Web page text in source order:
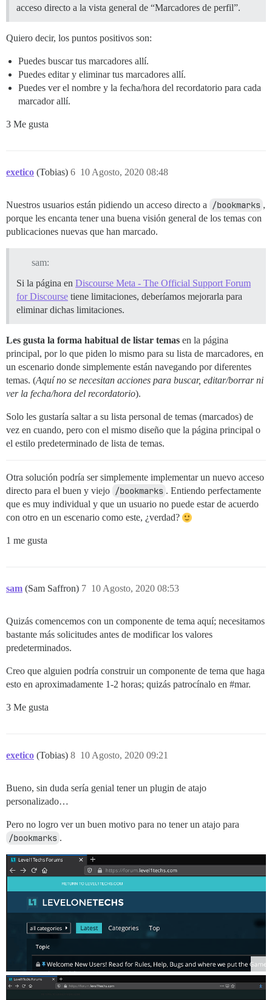
acceso directo a la vista general de “Marcadores de perfil”.
Quiero decir, los puntos positivos son:
Puedes buscar tus marcadores allí.
Puedes editar y eliminar tus marcadores allí.
Puedes ver el nombre y la fecha/hora del recordatorio para cada
marcador allí.
3 Me gusta
exetico (Tobias) 10 Agosto, 2020 08:48
6
Nuestros usuarios están pidiendo un acceso directo a /bookmarks ,
porque les encanta tener una buena visión general de los temas con
publicaciones nuevas que han marcado.
sam:
Si la página en Discourse Meta - The Official Support Forum
for Discourse tiene limitaciones, deberíamos mejorarla para
eliminar dichas limitaciones.
Les gusta la forma habitual de listar temas en la página
principal, por lo que piden lo mismo para su lista de marcadores, en
un escenario donde simplemente están navegando por diferentes
temas. (Aquí no se necesitan acciones para buscar, editar/borrar ni
ver la fecha/hora del recordatorio).
Solo les gustaría saltar a su lista personal de temas (marcados) de
vez en cuando, pero con el mismo diseño que la página principal o
el estilo predeterminado de lista de temas.
Otra solución podría ser simplemente implementar un nuevo acceso
directo para el buen y viejo /bookmarks . Entiendo perfectamente
que es muy individual y que un usuario no puede estar de acuerdo
con otro en un escenario como este, ¿verdad?
1 me gusta
sam (Sam Saffron) 10 Agosto, 2020 08:53
7
Quizás comencemos con un componente de tema aquí; necesitamos
bastante más solicitudes antes de modificar los valores
predeterminados.
Creo que alguien podría construir un componente de tema que haga
esto en aproximadamente 1-2 horas; quizás patrocínalo en #mar.
3 Me gusta
exetico (Tobias) 10 Agosto, 2020 09:21
8
Bueno, sin duda sería genial tener un plugin de atajo
personalizado…
Pero no logro ver un buen motivo para no tener un atajo para
/bookmarks .